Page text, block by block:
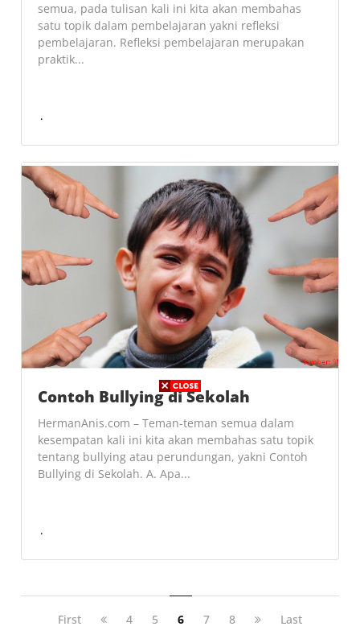
semua, pada tulisan kali ini kita akan membahas
satu topik dalam pembelajaran yakni refleksi
pembelajaran. Refleksi pembelajaran merupakan
praktik...
Contoh Bullying di Sekolah
HermanAnis.com – Teman-teman semua dalam
kesempatan kali ini kita akan membahas satu topik
tentang bullying atau perundungan, yakni Contoh
Bullying di Sekolah. A. Apa...
First 4 5 6 7 8 Last